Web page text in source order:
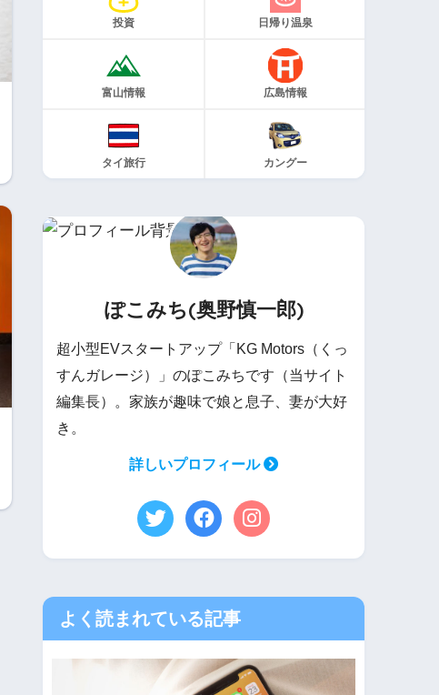
投資 日帰り温泉
富山情報 広島情報
タイ旅行 カングー
ぽこみち(奥野慎一郎)
超小型EVスタートアップ「KG Motors（くっ
すんガレージ）」のぽこみちです（当サイト
編集長）。家族が趣味で娘と息子、妻が大好
き。
詳しいプロフィール
よく読まれている記事